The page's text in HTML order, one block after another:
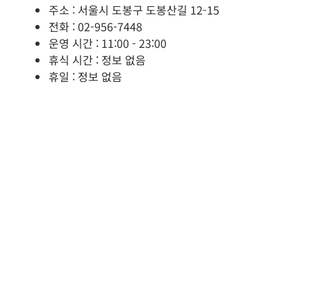
주소 : 서울시 도봉구 도봉산길 12-15
전화 : 02-956-7448
운영 시간 : 11:00 - 23:00
휴식 시간 : 정보 없음
휴일 : 정보 없음